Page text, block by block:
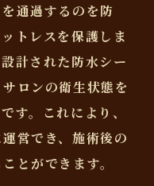
通過するのを防
トレスを保護しま
計された防水シー
ロンの衛生状態を
す。これにより、
営でき、施術後の
とができます。